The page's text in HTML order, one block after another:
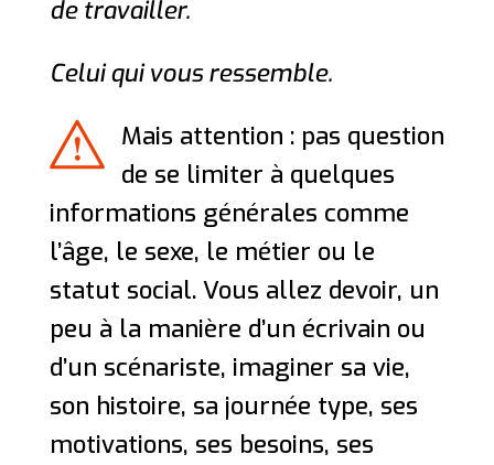
de travailler.
Celui qui vous ressemble.
Mais attention : pas question
de se limiter à quelques
informations générales comme
l’âge, le sexe, le métier ou le
statut social. Vous allez devoir, un
peu à la manière d’un écrivain ou
d’un scénariste, imaginer sa vie,
son histoire, sa journée type, ses
motivations, ses besoins, ses